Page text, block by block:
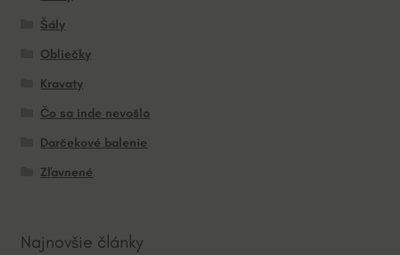
Šály
Obliečky
Kravaty
Čo sa inde nevošlo
Darčekové balenie
Zľavnené
Najnovšie články